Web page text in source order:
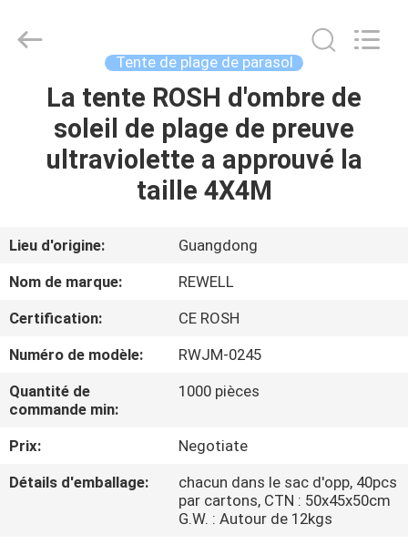
MAISON
PRODUITS
SUJET
DE
NOUS
VISITE
D'USINE
CONTRÔLE
DE
Group
Limited.
Tente de plage de parasol
La tente ROSH d'ombre de
soleil de plage de preuve
ultraviolette a approuvé la
taille 4X4M
Lieu d'origine:
Guangdong
Nom de marque:
REWELL
Certification:
CE ROSH
Numéro de modèle:
RWJM-0245
Quantité de
commande min:
1000 pièces
Prix:
Negotiate
Détails d'emballage:
chacun dans le sac d'opp, 40pcs
par cartons, CTN : 50x45x50cm
G.W. : Autour de 12kgs